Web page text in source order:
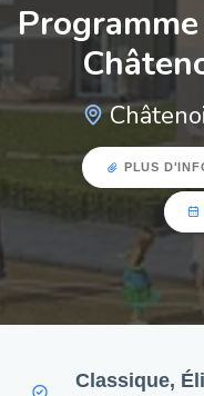
PLUS
Classique,